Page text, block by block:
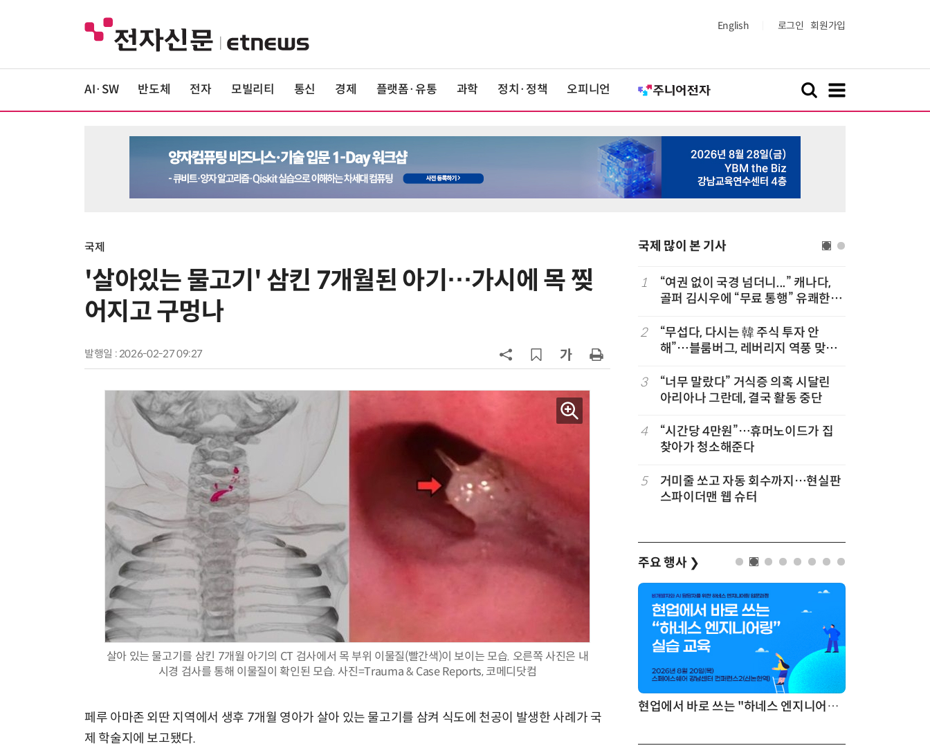
English 로그인 회원가입
AI·SW 반도체 전자 모빌리티 통신 경제 플랫폼·유통 과학 정치·정책 오피니언
국제
'살아있는 물고기' 삼킨 7개월된 아기…가시에 목 찢
어지고 구멍나
발행일 : 2026-02-27 09:27
살아 있는 물고기를 삼킨 7개월 아기의 CT 검사에서 목 부위 이물질(빨간색)이 보이는 모습. 오른쪽 사진은 내
시경 검사를 통해 이물질이 확인된 모습. 사진=Trauma & Case Reports, 코메디닷컴
페루 아마존 외딴 지역에서 생후 7개월 영아가 살아 있는 물고기를 삼켜 식도에 천공이 발생한 사례가 국
제 학술지에 보고됐다.
국제 많이 본 기사
6
폐기된 스페이스X 로켓 잔해, 시속
엔비디아, HBM 독주 흔들”
영 중 방귀 '수백명 코 막고 대피'
9
日서 벤틀리 몰다 사고낸 유명 한국
인 인플루언서 체포… 7대 연쇄추돌
후 도망가
10 폭염에 다뉴브 강바닥서 드러난 '나
치 침몰선'… 암반 폭파해 물길까지
바꾼다
1
“여권 없이 국경 넘더니...” 캐나다,
골퍼 김시우에 “무료 통행” 유쾌한
2
“무섭다, 다시는 韓 주식 투자 안
해”…블룸버그, 레버리지 역풍 맞은
3
“너무 말랐다” 거식증 의혹 시달린
아리아나 그란데, 결국 활동 중단
4
“시간당 4만원”…휴머노이드가 집
찾아가 청소해준다
5
거미줄 쏘고 자동 회수까지…현실판
스파이더맨 웹 슈터
주요 행사 ❯
현업에서 바로 쓰는 "하네스 엔지니어링" 실습 교육